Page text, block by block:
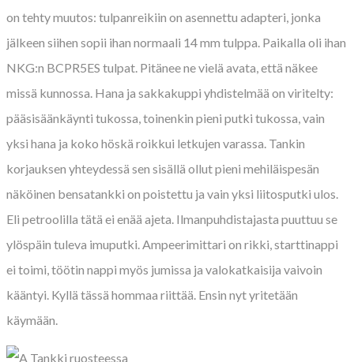
on tehty muutos: tulpanreikiin on asennettu adapteri, jonka
jälkeen siihen sopii ihan normaali 14 mm tulppa. Paikalla oli ihan
NKG:n BCPR5ES tulpat. Pitänee ne vielä avata, että näkee
missä kunnossa. Hana ja sakkakuppi yhdistelmää on viritelty:
pääsisäänkäynti tukossa, toinenkin pieni putki tukossa, vain
yksi hana ja koko höskä roikkui letkujen varassa. Tankin
korjauksen yhteydessä sen sisällä ollut pieni mehiläispesän
näköinen bensatankki on poistettu ja vain yksi liitosputki ulos.
Eli petroolilla tätä ei enää ajeta. Ilmanpuhdistajasta puuttuu se
ylöspäin tuleva imuputki. Ampeerimittari on rikki, starttinappi
ei toimi, töötin nappi myös jumissa ja valokatkaisija vaivoin
kääntyi. Kyllä tässä hommaa riittää. Ensin nyt yritetään
käymään.